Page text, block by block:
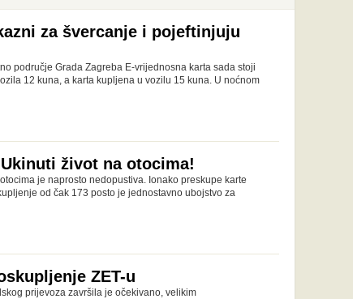
za švercanje i pojeftinjuju
područje Grada Zagreba E-vrijednosna karta sada stoji
12 kuna, a karta kupljena u vozilu 15 kuna. U noćnom
život na otocima!
je naprosto nedopustiva. Ionako preskupe karte
od čak 173 posto je jednostavno ubojstvo za
ZET-u
prijevoza završila je očekivano, velikim